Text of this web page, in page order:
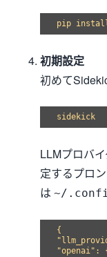
初期設定
初めて
LLMプロバ
定するプロ
は ~/
{
"openai":